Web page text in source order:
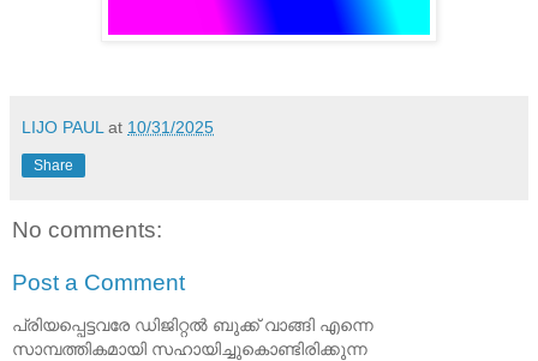
LIJO PAUL at 10/31/2025
Share
No comments:
Post a Comment
പ്രിയപ്പെട്ടവരേ ഡിജിറ്റൽ ബുക്ക് വാങ്ങി എന്നെ
സാമ്പത്തികമായി സഹായിച്ചുകൊണ്ടിരിക്കുന്ന